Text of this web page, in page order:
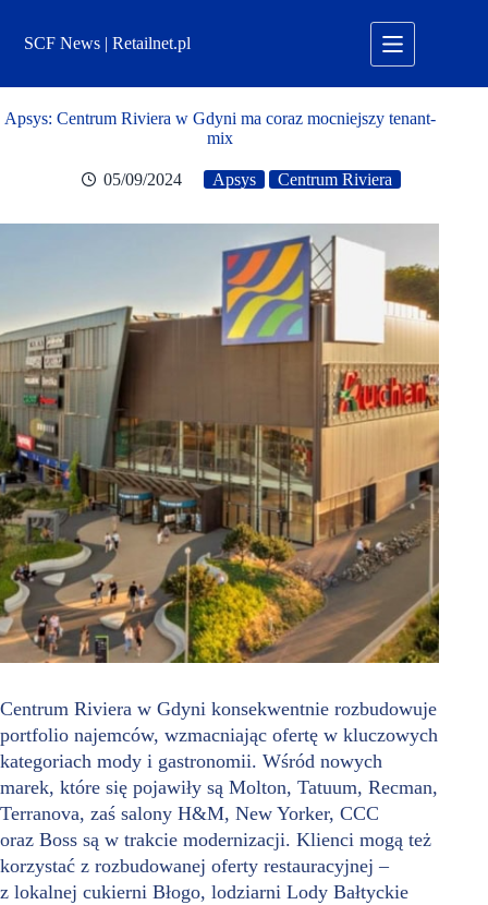
treściSCF News | Retailnet.pl
Apsys: Centrum Riviera w Gdyni ma coraz mocniejszy tenant-
mix
05/09/2024 Apsys Centrum Riviera
Centrum Riviera w Gdyni konsekwentnie rozbudowuje
portfolio najemców, wzmacniając ofertę w kluczowych
kategoriach mody i gastronomii. Wśród nowych
marek, które się pojawiły są Molton, Tatuum, Recman,
Terranova, zaś salony H&M, New Yorker, CCC
oraz Boss są w trakcie modernizacji. Klienci mogą też
korzystać z rozbudowanej oferty restauracyjnej –
z lokalnej cukierni Błogo, lodziarni Lody Bałtyckie